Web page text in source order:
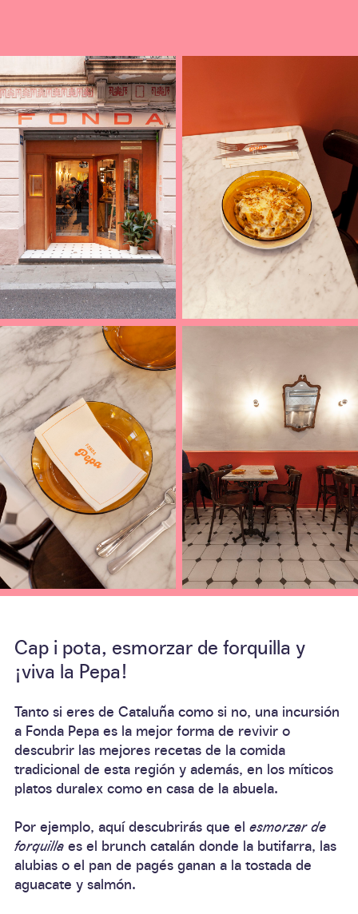
Cap i pota, esmorzar de forquilla y
¡viva la Pepa!
Tanto si eres de Cataluña como si no, una incursión
a Fonda Pepa es la mejor forma de revivir o
descubrir las mejores recetas de la comida
tradicional de esta región y además, en los míticos
platos duralex como en casa de la abuela.
Por ejemplo, aquí descubrirás que el esmorzar de
forquilla es el brunch catalán donde la butifarra, las
alubias o el pan de pagés ganan a la tostada de
aguacate y salmón.